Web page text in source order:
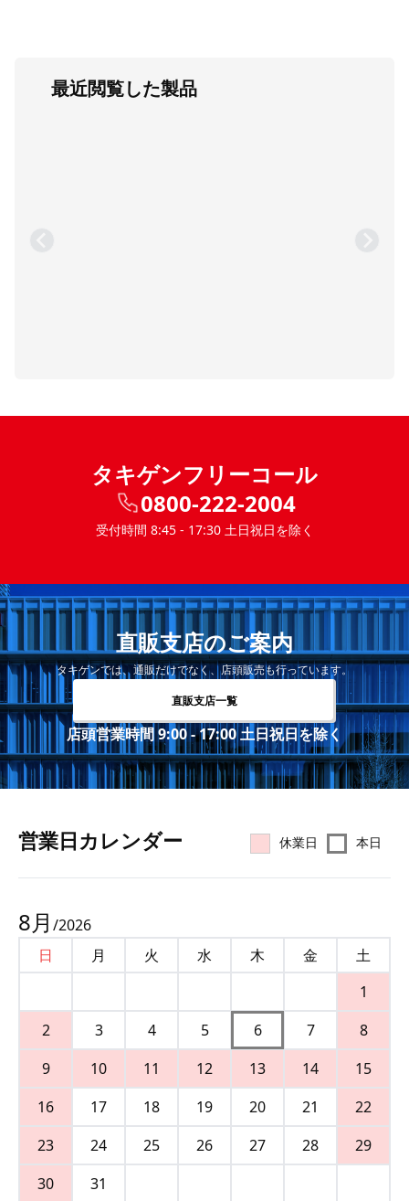
最近閲覧した製品
タキゲンフリーコール
0800-222-2004
受付時間 8:45 - 17:30 土日祝日を除く
直販支店のご案内
タキゲンでは、通販だけでなく、店頭販売も行っています。
直販支店一覧
店頭営業時間 9:00 - 17:00 土日祝日を除く
営業⽇カレンダー 休業日 本日
8月 /2026
日
月 火 水 木 金
土
1
2
3 4 5 6 7
8
9
10 11 12 13 14
15
16
17 18 19 20 21
22
23
24 25 26 27 28
29
30
31